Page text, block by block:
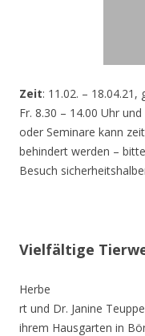
Zeit: 11.02. –
Fr. 8.30 – 14.00 Uhr
oder Seminare kann
behindert werden –
Besuch
Vielfältige
Herbe
rt und Dr. Janine
ihrem Hausgarten in